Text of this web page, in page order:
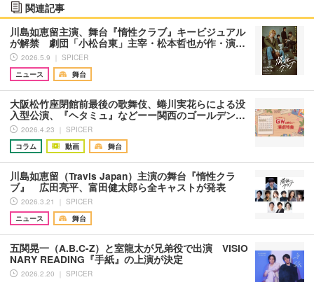
関連記事
川島如恵留主演、舞台『惰性クラブ』キービジュアル
が解禁 劇団「小松台東」主宰・松本哲也が作・演…
2026.5.9 ｜ SPICER
ニュース
舞台
大阪松竹座閉館前最後の歌舞伎、蜷川実花らによる没
入型公演、『ヘタミュ』などーー関西のゴールデン…
2026.4.23 ｜ SPICER
コラム
動画 舞台
川島如恵留（Travis Japan）主演の舞台『惰性クラ
ブ』 広田亮平、富田健太郎ら全キャストが発表
2026.3.21 ｜ SPICER
ニュース
舞台
五関晃一（A.B.C-Z）と室龍太が兄弟役で出演 VISIO
NARY READING『手紙』の上演が決定
2026.2.20 ｜ SPICER